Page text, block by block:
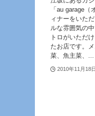
「au garage
ィナーをいた
ルな雰囲気の
トロがいただ
たお店です。
菜、魚主菜、...
2010年11月18